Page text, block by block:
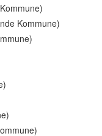
Kommune)